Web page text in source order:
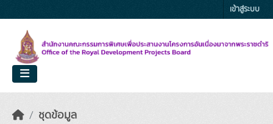
เข้าสู่ระบบ
ชุดข้อมูล